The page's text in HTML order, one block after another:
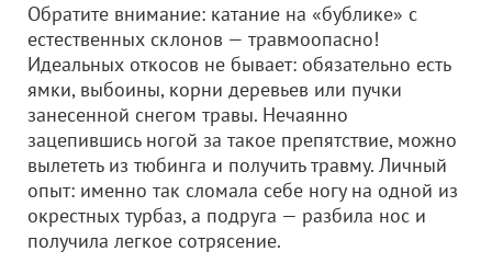
Обратите внимание: катание на «бублике» с
естественных склонов — травмоопасно!
Идеальных откосов не бывает: обязательно есть
ямки, выбоины, корни деревьев или пучки
занесенной снегом травы. Нечаянно
зацепившись ногой за такое препятствие, можно
вылететь из тюбинга и получить травму. Личный
опыт: именно так сломала себе ногу на одной из
окрестных турбаз, а подруга — разбила нос и
получила легкое сотрясение.